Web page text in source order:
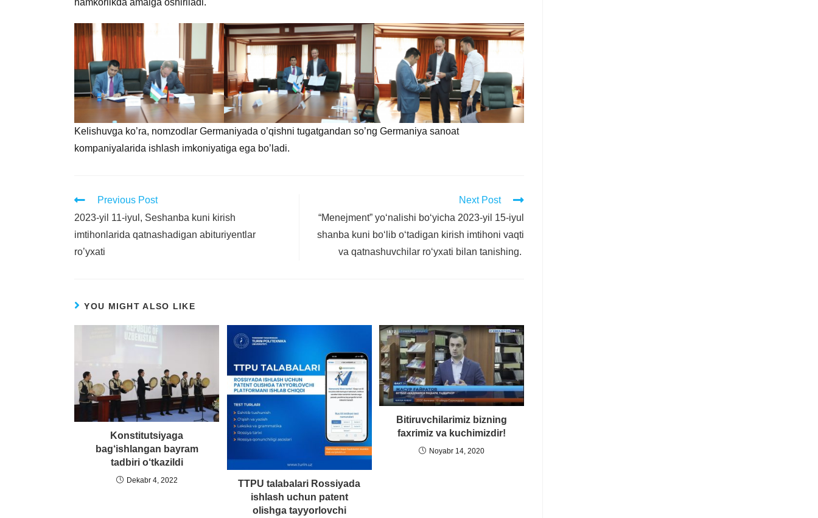
Kelishuvga ko’ra, nomzodlar Germaniyada o’qishni tugatgandan so’ng Germaniya sanoat
kompaniyalarida ishlash imkoniyatiga ega bo’ladi.
Previous Post
2023-yil 11-iyul, Seshanba kuni kirish
imtihonlarida qatnashadigan abituriyentlar
ro’yxati
Next Post
“Menejment” yoʻnalishi boʻyicha 2023-yil 15-iyul
shanba kuni boʻlib oʻtadigan kirish imtihoni vaqti
va qatnashuvchilar roʻyxati bilan tanishing.
YOU MIGHT ALSO LIKE
Konstitutsiyaga
bag‘ishlangan bayram
tadbiri o‘tkazildi
Dekabr 4, 2022
TTPU talabalari Rossiyada
ishlash uchun patent
olishga tayyorlovchi
Bitiruvchilarimiz bizning
faxrimiz va kuchimizdir!
Noyabr 14, 2020